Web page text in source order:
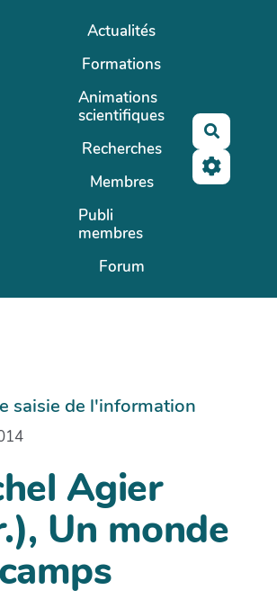
Actualités
Formations
Animations
scientifiques
Recherches
Membres
Publi
membres
Forum
saisie de l'information
Agier
Un monde